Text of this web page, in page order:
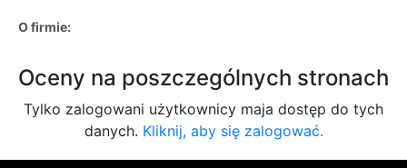
O firmie:
Oceny na poszczególnych stronach
Tylko zalogowani użytkownicy maja dostęp do tych
danych. Kliknij, aby się zalogować.